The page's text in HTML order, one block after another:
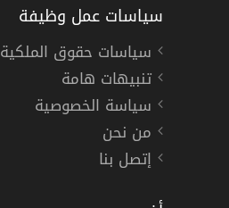
سياسات عمل وظيفة
سياسات حقوق الملكية
تنبيهات هامة
سياسة الخصوصية
من نحن
إتصل بنا